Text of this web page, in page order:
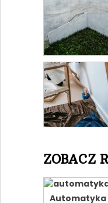
ZOBACZ
Automatyka